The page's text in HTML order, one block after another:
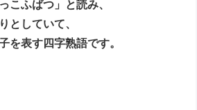
こふばつ」と読み、
としていて、
を表す四字熟語です。